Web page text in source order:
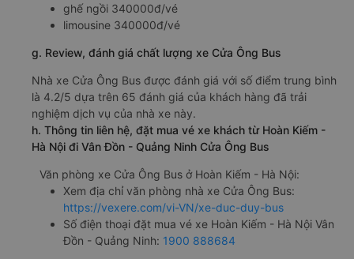
ghế ngồi 340000đ/vé
limousine 340000đ/vé
g. Review, đánh giá chất lượng xe Cửa Ông Bus
Nhà xe Cửa Ông Bus được đánh giá với số điểm trung bình
là 4.2/5 dựa trên 65 đánh giá của khách hàng đã trải
nghiệm dịch vụ của nhà xe này.
h. Thông tin liên hệ, đặt mua vé xe khách từ Hoàn Kiếm -
Hà Nội đi Vân Đồn - Quảng Ninh Cửa Ông Bus
Văn phòng xe Cửa Ông Bus ở Hoàn Kiếm - Hà Nội:
Xem địa chỉ văn phòng nhà xe Cửa Ông Bus:
https://vexere.com/vi-VN/xe-duc-duy-bus
Số điện thoại đặt mua vé xe Hoàn Kiếm - Hà Nội Vân
Đồn - Quảng Ninh: 1900 888684